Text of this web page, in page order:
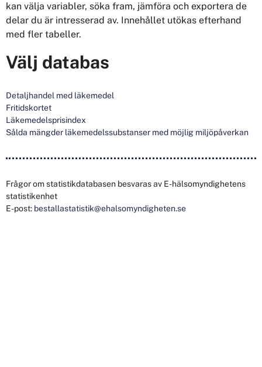
kan välja variabler, söka fram, jämföra och exportera de
delar du är intresserad av. Innehållet utökas efterhand
med fler tabeller.
Välj databas
Detaljhandel med läkemedel
Fritidskortet
Läkemedelsprisindex
Sålda mängder läkemedelssubstanser med möjlig miljöpåverkan
Frågor om statistikdatabasen besvaras av E-hälsomyndighetens
statistikenhet
E-post: bestallastatistik@ehalsomyndigheten.se